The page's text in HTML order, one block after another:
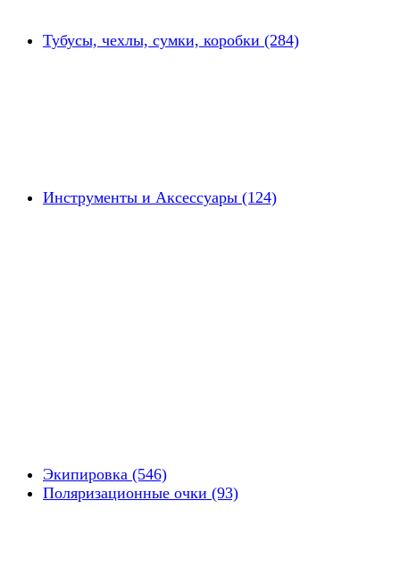
Тубусы, чехлы, сумки, коробки (284)
Инструменты и Аксессуары (124)
Экипировка (546)
Поляризационные очки (93)